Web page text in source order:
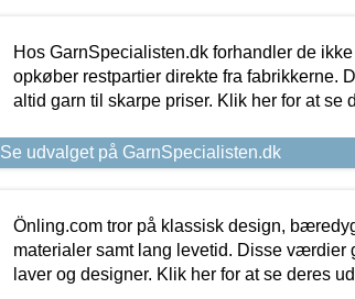
Hos GarnSpecialisten.dk forhandler de
opkøber restpartier direkte fra fabrikkerne.
altid garn til skarpe priser. Klik her for at se
Se udvalget på GarnSpecialisten.dk
Önling.com tror på klassisk design,
materialer samt lang levetid. Disse værdier
laver og designer. Klik her for at se deres